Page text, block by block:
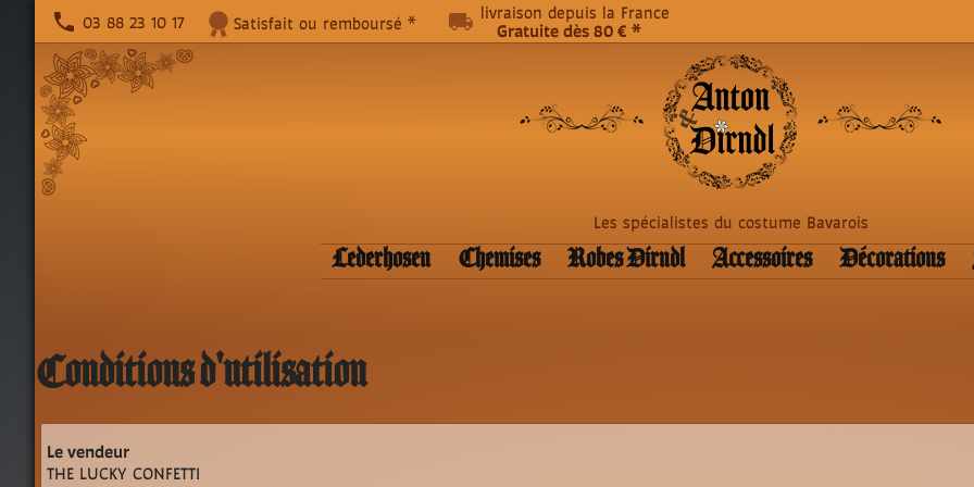
Satisfait ou remboursé * local_shipping livraison depuis la France
Gratuite dès 80 € *
phone 03 88 23 10 17
Les spécialistes du costume Bavarois
Lederhosen Chemises Robes Dirndl Accessoires Décorations
Conditions d'utilisation
Le vendeur
THE LUCKY CONFETTI